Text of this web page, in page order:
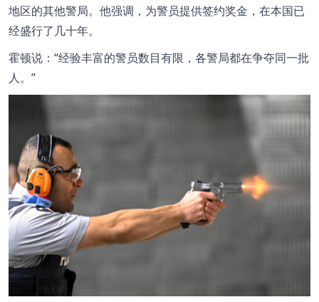
地区的其他警局。他强调，为警员提供签约奖金，在本国已
经盛行了几十年。
霍顿说：“经验丰富的警员数目有限，各警局都在争夺同一批
人。”